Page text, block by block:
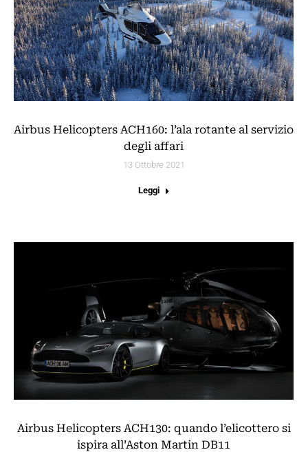
Airbus Helicopters ACH160: l’ala rotante al servizio
degli affari
13 Ottobre 2021
Leggi
Airbus Helicopters ACH130: quando l’elicottero si
ispira all’Aston Martin DB11